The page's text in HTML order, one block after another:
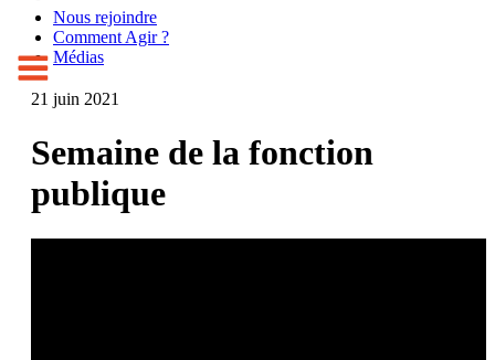
Nous rejoindre
Comment Agir ?
Médias
21 juin 2021
Semaine de la fonction
publique